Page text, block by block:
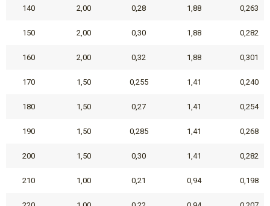
140 2,00 0,28 1,88 0,263
150 2,00 0,30 1,88 0,282
160 2,00 0,32 1,88 0,301
170 1,50 0,255 1,41 0,240
180 1,50 0,27 1,41 0,254
190 1,50 0,285 1,41 0,268
200 1,50 0,30 1,41 0,282
210 1,00 0,21 0,94 0,198